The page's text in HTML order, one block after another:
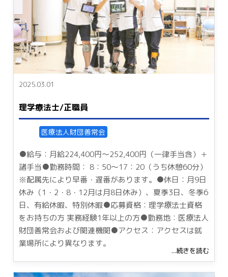
2025.03.01
理学療法士/正職員
医療法人財団善常会
●給与：月給224,400円～252,400円（一律手当含）＋
諸手当●勤務時間： 8：50～17：20（うち休憩60分）
※配属先により早番・遅番があります。●休日：月9日
休み（1・2・8・12月は月8日休み）、夏季3日、冬季6
日、有給休暇、特別休暇●応募資格：理学療法士資格
をお持ちの方 実務経験1年以上の方●勤務地：医療法人
財団善常会および関連機関●アクセス：アクセスは就
業場所により異なります。
...続きを読む